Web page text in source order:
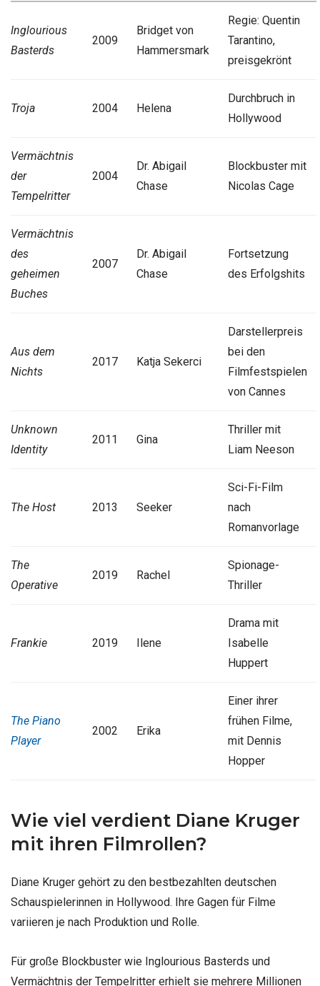
Inglourious
Basterds
2009
Bridget von
Hammersmark
Regie: Quentin
Tarantino,
preisgekrönt
Troja 2004 Helena
Durchbruch in
Hollywood
Vermächtnis
der
Tempelritter
2004
Dr. Abigail
Chase
Blockbuster mit
Nicolas Cage
Vermächtnis
des
geheimen
Buches
2007
Dr. Abigail
Chase
Fortsetzung
des Erfolgshits
Aus dem
Nichts
2017 Katja Sekerci
Darstellerpreis
bei den
Filmfestspielen
von Cannes
Unknown
Identity
2011 Gina
Thriller mit
Liam Neeson
The Host 2013 Seeker
Sci-Fi-Film
nach
Romanvorlage
The
Operative
2019 Rachel
Spionage-
Thriller
Frankie 2019 Ilene
Drama mit
Isabelle
Huppert
The Piano
Player
2002 Erika
Einer ihrer
frühen Filme,
mit Dennis
Hopper
Wie viel verdient Diane Kruger
mit ihren Filmrollen?
Diane Kruger gehört zu den bestbezahlten deutschen
Schauspielerinnen in Hollywood. Ihre Gagen für Filme
variieren je nach Produktion und Rolle.
Für große Blockbuster wie Inglourious Basterds und
Vermächtnis der Tempelritter erhielt sie mehrere Millionen